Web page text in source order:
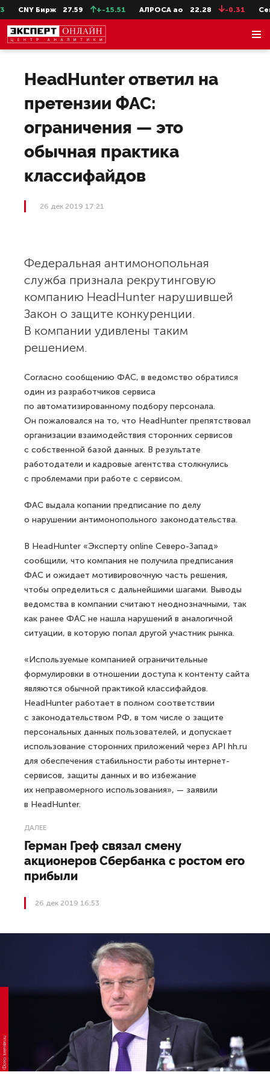
CNY Бирж 27.59 +-15.51 АЛРОСА ао 22.28 -0.31
HeadHunter ответил на
претензии ФАС:
ограничения — это
обычная практика
классифайдов
26 дек 2019 17:21
Федеральная антимонопольная
служба признала рекрутинговую
компанию HeadHunter нарушившей
Закон о защите конкуренции.
В компании удивлены таким
решением.
Согласно сообщению ФАС, в ведомство обратился
один из разработчиков сервиса
по автоматизированному подбору персонала.
Он пожаловался на то, что HeadHunter препятствовал
организации взаимодействия сторонних сервисов
с собственной базой данных. В результате
работодатели и кадровые агентства столкнулись
с проблемами при работе с сервисом.
ФАС выдала копании предписание по делу
о нарушении антимонопольного законодательства.
В HeadHunter «Эксперту online Северо-Запад»
сообщили, что компания не получила предписания
ФАС и ожидает мотивировочную часть решения,
чтобы определиться с дальнейшими шагами. Выводы
ведомства в компании считают неоднозначными, так
как ранее ФАС не нашла нарушений в аналогичной
ситуации, в которую попал другой участник рынка.
«Используемые компанией ограничительные
формулировки в отношении доступа к контенту сайта
являются обычной практикой классифайдов.
HeadHunter работает в полном соответствии
с законодательством РФ, в том числе о защите
персональных данных пользователей, и допускает
использование сторонних приложений через API hh.ru
для обеспечения стабильности работы интернет-
сервисов, защиты данных и во избежание
их неправомерного использования», — заявили
в HeadHunter.
ДАЛЕЕ
Герман Греф связал смену
акционеров Сбербанка с ростом его
прибыли
26 дек 2019 16:53
Фото: kremlin.ru